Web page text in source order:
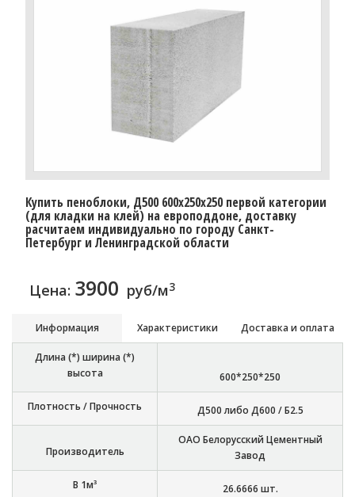
Купить пеноблоки, Д500 600x250x250 первой категории
(для кладки на клей) на европоддоне, доставку
расчитаем индивидуально по городу Санкт-
Петербург и Ленинградской области
Цена: 3900 руб/м3
Информация Характеристики Доставка и оплата
Длина (*) ширина (*)
высота
600*250*250
Плотность / Прочность Д500 либо Д600 / Б2.5
Производитель
ОАО Белорусский Цементный
Завод
В 1м³ 26.6666 шт.